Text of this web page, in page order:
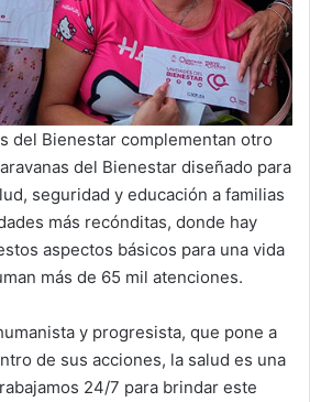
del Bienestar complementan otro
del Bienestar diseñado para
seguridad y educación a familias
más recónditas, donde hay
aspectos básicos para una vida
más de 65 mil atenciones.
y progresista, que pone a
de sus acciones, la salud es una
24/7 para brindar este